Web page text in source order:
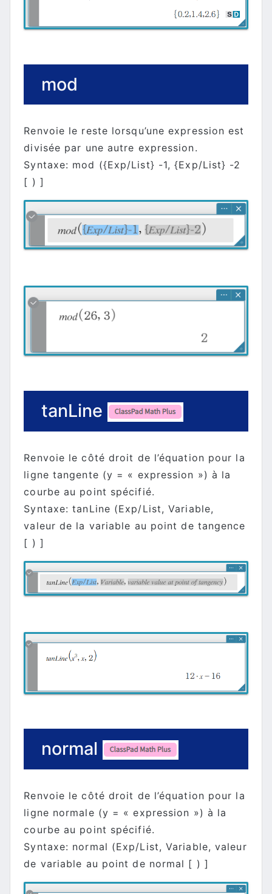
mod
Renvoie le reste lorsqu’une expression est
divisée par une autre expression.
Syntaxe: mod ({Exp/List} -1, {Exp/List} -2
[ ) ]
tanLine
Renvoie le côté droit de l’équation pour la
ligne tangente (y = « expression ») à la
courbe au point spécifié.
Syntaxe: tanLine (Exp/List, Variable,
valeur de la variable au point de tangence
[ ) ]
normal
Renvoie le côté droit de l’équation pour la
ligne normale (y = « expression ») à la
courbe au point spécifié.
Syntaxe: normal (Exp/List, Variable, valeur
de variable au point de normal [ ) ]